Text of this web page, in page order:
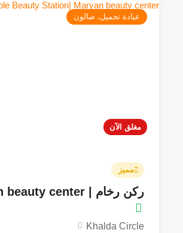
مغلق الآن
عيادة تجميل، صالون
مميز
ركن رخام | Maryan beauty center
Khalda Circle